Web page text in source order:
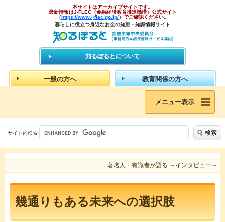
本サイトはアーカイブサイトです。
最新情報はJ-FLEC（金融経済教育推進機構）公式サイト
（https://www.j-flec.go.jp/）でご確認ください。
暮らしに役立つ身近なお金の知恵・知識情報サイト
知るぽるとについて
一般の方へ 教育関係の方へ
メニュー表示
サイト内検索 検索
著名人・有識者が語る ～インタビュー～
幾通りもある未来への選択肢